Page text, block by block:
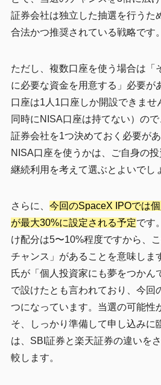
証券会社は独立した抽選を行うた
合法かつ推奨されている戦略です。
ただし、複数口座を使う場合は「
に必要な資金を用意する」必要が
口座は1人1口座しか開設できませ
同時にNISA口座は持てない）の
証券会社を1つ決めておく必要が
NISA口座を使うかは、ご自身の
継続利用を考えて選ぶとよいでし
さらに、 今回のSpaceX IPOでは
が最大30%に設定される予定です
け配分は5〜10%程度ですから、
チャンス」があることを意味しま
氏が「個人投資家にも夢をつかん
で設けたとも言われており、今回
つになっています。当選の可能性
そ、しっかり準備して申し込みに
は、SBI証券と楽天証券の違いを
較します。